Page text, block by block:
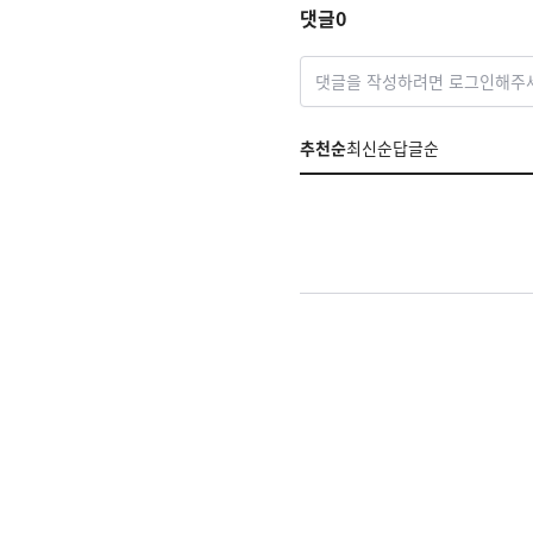
댓글0
댓글을 작성하려면 로그인해주
추천순최신순답글순